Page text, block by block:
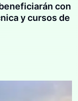
con
y cursos de